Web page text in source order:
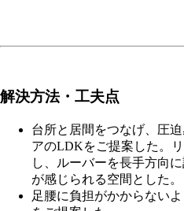
解決方法・工夫点
台所と居間をつなげ、圧
アのLDKをご提案した。
し、ルーバーを長手方向
が感じられる空間とした。
足腰に負担がかからない